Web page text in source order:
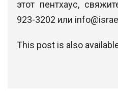
этот пентхаус,
923-3202 или
This post is also